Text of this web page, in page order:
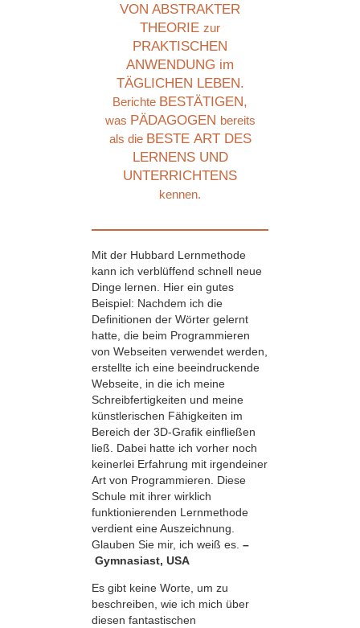
VON ABSTRAKTER
THEORIE zur
PRAKTISCHEN
ANWENDUNG im
TÄGLICHEN LEBEN.
Berichte BESTÄTIGEN,
was PÄDAGOGEN bereits
als die BESTE ART DES
LERNENS UND
UNTERRICHTENS
kennen.
Mit der Hubbard Lernmethode
kann ich verblüffend schnell neue
Dinge lernen. Hier ein gutes
Beispiel: Nachdem ich die
Definitionen der Wörter gelernt
hatte, die beim Programmieren
von Webseiten verwendet werden,
erstellte ich eine beeindruckende
Webseite, in die ich meine
Schreibfertigkeiten und meine
künstlerischen Fähigkeiten im
Bereich der 3D-Grafik einfließen
ließ. Dabei hatte ich vorher noch
keinerlei Erfahrung mit irgendeiner
Art von Programmieren. Diese
Schule mit ihrer wirklich
funktionierenden Lernmethode
verdient eine Auszeichnung.
Glauben Sie mir, ich weiß es. –
Gymnasiast, USA
Es gibt keine Worte, um zu
beschreiben, wie ich mich über
diesen fantastischen